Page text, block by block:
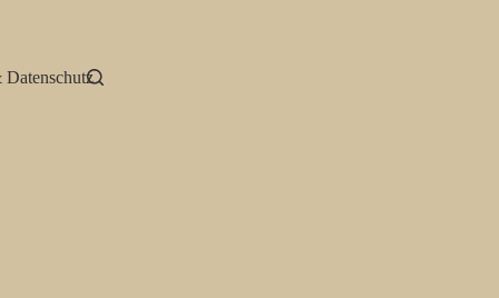
Datenschutz